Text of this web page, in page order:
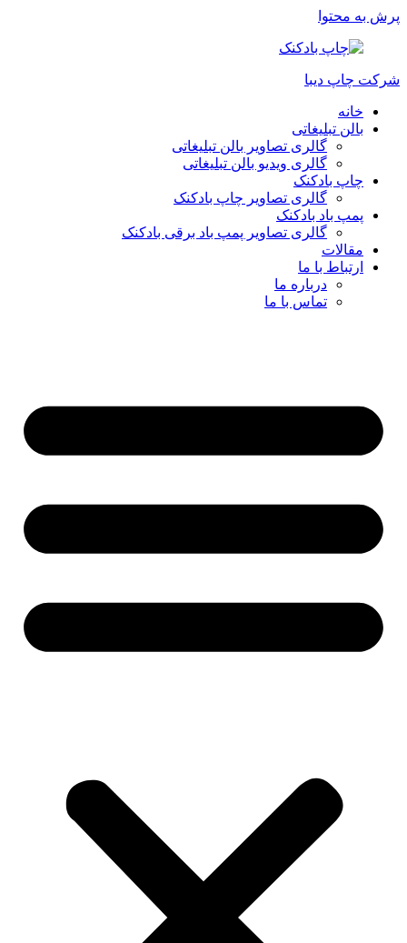
پرش به محتوا
شرکت چاپ دیبا
خانه
بالن تبلیغاتی
گالری تصاویر بالن تبلیغاتی
گالری ویدیو بالن تبلیغاتی
چاپ بادکنک
گالری تصاویر چاپ بادکنک
پمپ باد بادکنک
گالری تصاویر پمپ باد برقی بادکنک
مقالات
ارتباط با ما
درباره ما
تماس با ما